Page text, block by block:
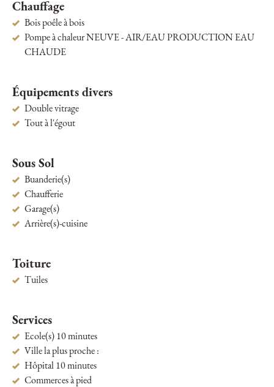
Chauffage
Bois poêle à bois
Pompe à chaleur NEUVE - AIR/EAU PRODUCTION EAU
CHAUDE
Équipements divers
Double vitrage
Tout à l'égout
Sous Sol
Buanderie(s)
Chaufferie
Garage(s)
Arrière(s)-cuisine
Toiture
Tuiles
Services
Ecole(s) 10 minutes
Ville la plus proche :
Hôpital 10 minutes
Commerces à pied